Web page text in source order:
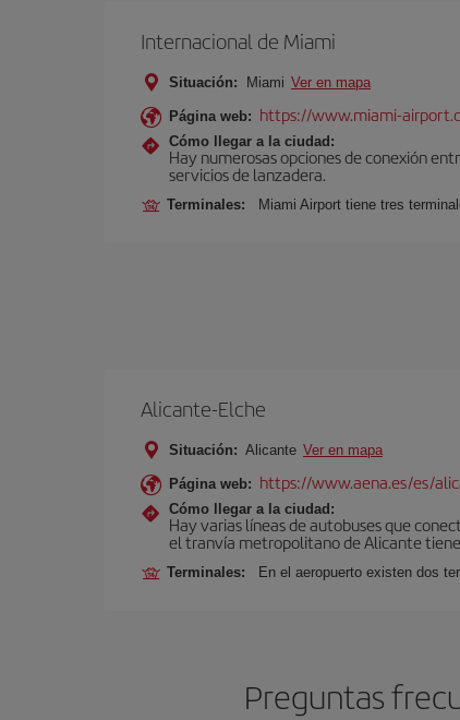
Internacional de Miami
Situación: Miami Ver en mapa
Página web: https://www.miami-
Cómo llegar a la ciudad:
Hay numerosas opciones de conexión
servicios de lanzadera.
Terminales: Miami Airport tiene tres
Alicante-Elche
Situación: Alicante Ver en mapa
Página web: https://www.aena.es/es/
Cómo llegar a la ciudad:
Hay varias líneas de autobuses que
el tranvía metropolitano de Alicante
Terminales: En el aeropuerto existen dos
Preguntas